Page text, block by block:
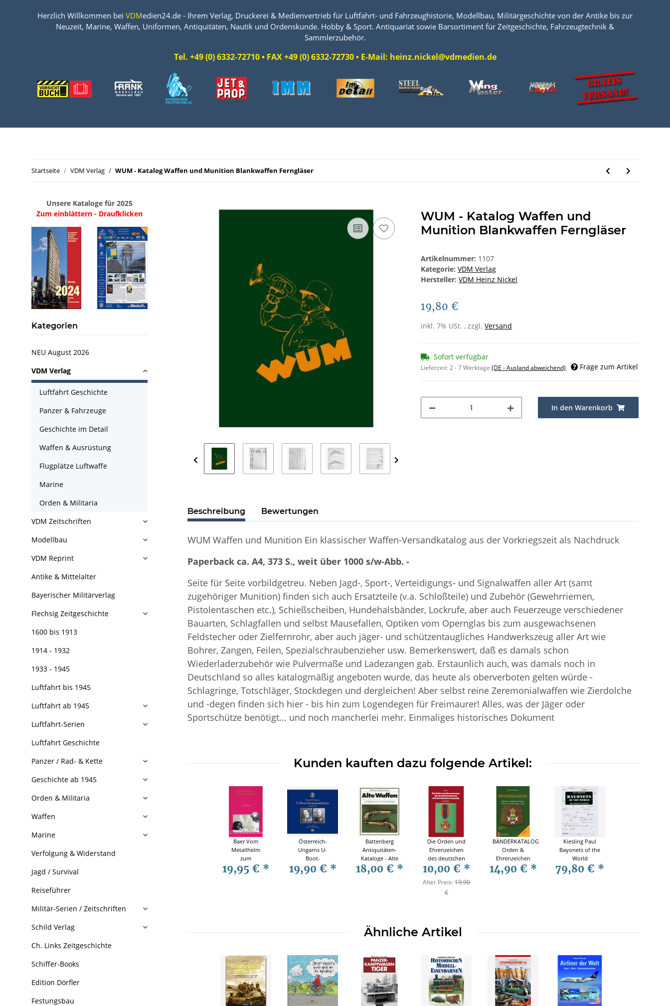
Herzlich Willkommen bei VDMedien24.de - Ihrem Verlag, Druckerei & Medienvertrieb für Luftfahrt- und Fahrzeughistorie, Modellbau, Militärgeschichte von der Antike bis zur
Neuzeit, Marine, Waffen, Uniformen, Antiquitäten, Nautik und Ordenskunde. Hobby & Sport. Antiquariat sowie Barsortiment für Zeitgeschichte, Fahrzeugtechnik &
Sammlerzubehör.
Tel. +49 (0) 6332-72710 • FAX +49 (0) 6332-72730 • E-Mail: heinz.nickel@vdmedien.de
Startseite VDM Verlag WUM - Katalog Waffen und Munition Blankwaffen Ferngläser
WUM - Katalog Waffen und
Munition Blankwaffen Ferngläser
Artikelnummer: 1107
Kategorie:VDM Verlag
Hersteller: VDM Heinz Nickel
19,80 €
inkl. 7% USt. , zzgl.Versand
Sofort verfügbar
Lieferzeit:2 - 7 Werktage(DE - Ausland abweichend) Frage zum Artikel
In den Warenkorb
Beschreibung Bewertungen
WUM Waffen und Munition Ein klassischer Waffen-Versandkatalog aus der Vorkriegszeit als Nachdruck
Paperback ca. A4, 373 S., weit über 1000 s/w-Abb. -
Seite für Seite vorbildgetreu. Neben Jagd-, Sport-, Verteidigungs- und Signalwaffen aller Art (samt
zugehöriger Munition) finden sich auch Ersatzteile (v.a. Schloßteile) und Zubehör (Gewehrriemen,
Pistolentaschen etc.), Schießscheiben, Hundehalsbänder, Lockrufe, aber auch Feuerzeuge verschiedener
Bauarten, Schlagfallen und selbst Mausefallen, Optiken vom Opernglas bis zum ausgewachsenen
Feldstecher oder Zielfernrohr, aber auch jäger- und schützentaugliches Handwerkszeug aller Art wie
Bohrer, Zangen, Feilen, Spezialschraubenzieher usw. Bemerkenswert, daß es damals schon
Wiederladerzubehör wie Pulvermaße und Ladezangen gab. Erstaunlich auch, was damals noch in
Deutschland so alles katalogmäßig angeboten wurde, das heute als oberverboten gelten würde -
Schlagringe, Totschläger, Stockdegen und dergleichen! Aber selbst reine Zeremonialwaffen wie Zierdolche
und -degen finden sich hier - bis hin zum Logendegen für Freimaurer! Alles, was der Jäger oder
Sportschütze benötigt... und noch mancherlei mehr. Einmaliges historisches Dokument
Kunden kauften dazu folgende Artikel:
Baer Vom
Metallhelm
zum
Kunststoffhelm
Band 3 1930-
19,95 € *
Österreich-
Ungarns U-
Boot-
Kommandanten
- 1914 bis 1918
19,90 € *
Battenberg
Antiquitäten-
Kataloge - Alte
Waffen
18,00 € *
Die Orden und
Ehrenzeichen
des deutschen
Reiches und
der Weimarer
Republik
10,00 € *
Alter Preis:19,90
€
BÄNDERKATALOG
Orden &
Ehrenzeichen
Deutschland
1800-1945
14,90 € *
Kiesling Paul
Bayonets of the
World
Complete
Edition über
79,80 € *
Ähnliche Artikel
Unsere Kataloge für 2025
Zum einblättern - Draufklicken
Kategorien
NEU August 2026
VDM Verlag
Luftfahrt Geschichte
Panzer & Fahrzeuge
Geschichte im Detail
Waffen & Ausrüstung
Flugplätze Luftwaffe
Marine
Orden & Militaria
VDM Zeitschriften
Modellbau
VDM Reprint
Antike & Mittelalter
Bayerischer Militärverlag
Flechsig Zeitgeschichte
1600 bis 1913
1914 - 1932
1933 - 1945
Luftfahrt bis 1945
Luftfahrt ab 1945
Luftfahrt-Serien
Luftfahrt Geschichte
Panzer / Rad- & Kette
Geschichte ab 1945
Orden & Militaria
Waffen
Marine
Verfolgung & Widerstand
Jagd / Survival
Reiseführer
Militär-Serien / Zeitschriften
Schild Verlag
Ch. Links Zeitgeschichte
Schiffer-Books
Edition Dörfler
Festungsbau